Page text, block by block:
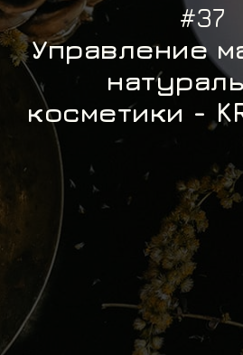
#37
Управление
косметики -